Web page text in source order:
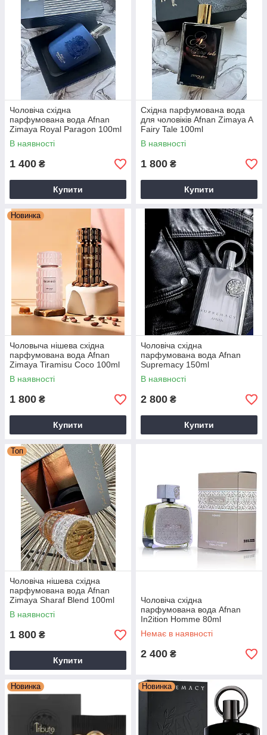
Чоловіча східна
парфумована вода Afnan
Zimaya Royal Paragon 100ml
В наявності
1 400 ₴
Купити
Східна парфумована вода
для чоловіків Afnan Zimaya A
Fairy Tale 100ml
В наявності
1 800 ₴
Купити
Новинка
Чоловыча нішева східна
парфумована вода Afnan
Zimaya Tiramisu Coco 100ml
В наявності
1 800 ₴
Купити
Чоловіча східна
парфумована вода Afnan
Supremacy 150ml
В наявності
2 800 ₴
Купити
Топ
Чоловіча нішева східна
парфумована вода Afnan
Zimaya Sharaf Blend 100ml
В наявності
1 800 ₴
Купити
Чоловіча східна
парфумована вода Afnan
In2ition Homme 80ml
Немає в наявності
2 400 ₴
Новинка Новинка